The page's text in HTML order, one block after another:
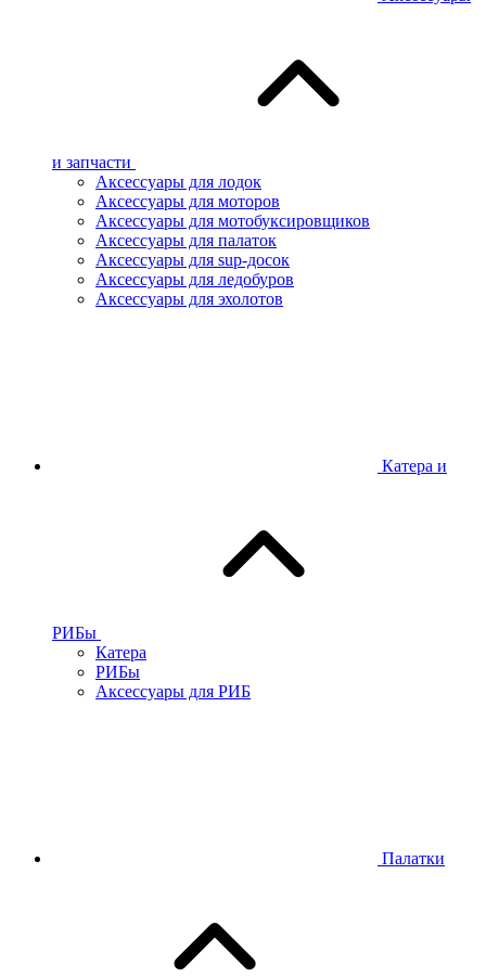
и запчасти
Аксессуары для лодок
Аксессуары для моторов
Аксессуары для мотобуксировщиков
Аксессуары для палаток
Аксессуары для sup-досок
Аксессуары для ледобуров
Аксессуары для эхолотов
Катера и
РИБы
Катера
РИБы
Аксессуары для РИБ
Палатки